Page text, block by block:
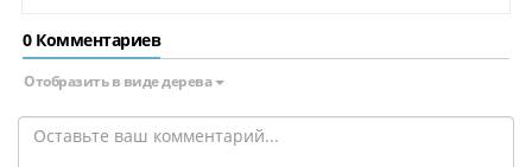
0 Комментариев
Отобразить в виде дерева